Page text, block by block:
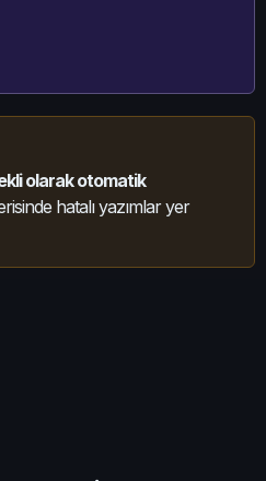
olarak otomatik
hatalı yazımlar yer